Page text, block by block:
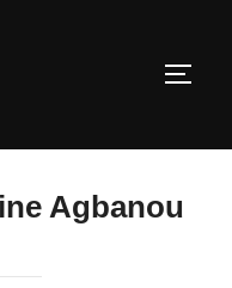
Agbanou